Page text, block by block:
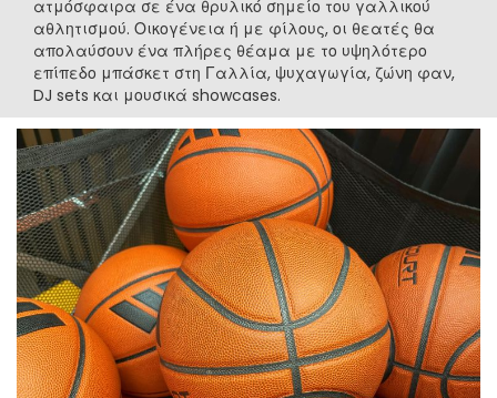
ατμόσφαιρα σε ένα θρυλικό σημείο του γαλλικού
αθλητισμού. Οικογένεια ή με φίλους, οι θεατές θα
απολαύσουν ένα πλήρες θέαμα με το υψηλότερο
επίπεδο μπάσκετ στη Γαλλία, ψυχαγωγία, ζώνη φαν,
DJ sets και μουσικά showcases.